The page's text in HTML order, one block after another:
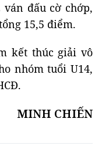
đấu cờ chớp,
15,5 điểm.
kết thúc giải vô
nhóm tuổi U14,
MINH CHIẾN